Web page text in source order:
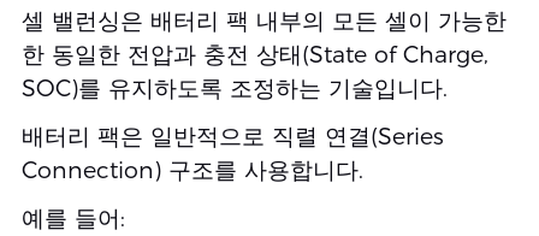
셀 밸런싱은 배터리 팩 내부의 모든 셀이 가능한
한 동일한 전압과 충전 상태(State of Charge,
SOC)를 유지하도록 조정하는 기술입니다.
배터리 팩은 일반적으로 직렬 연결(Series
Connection) 구조를 사용합니다.
예를 들어: